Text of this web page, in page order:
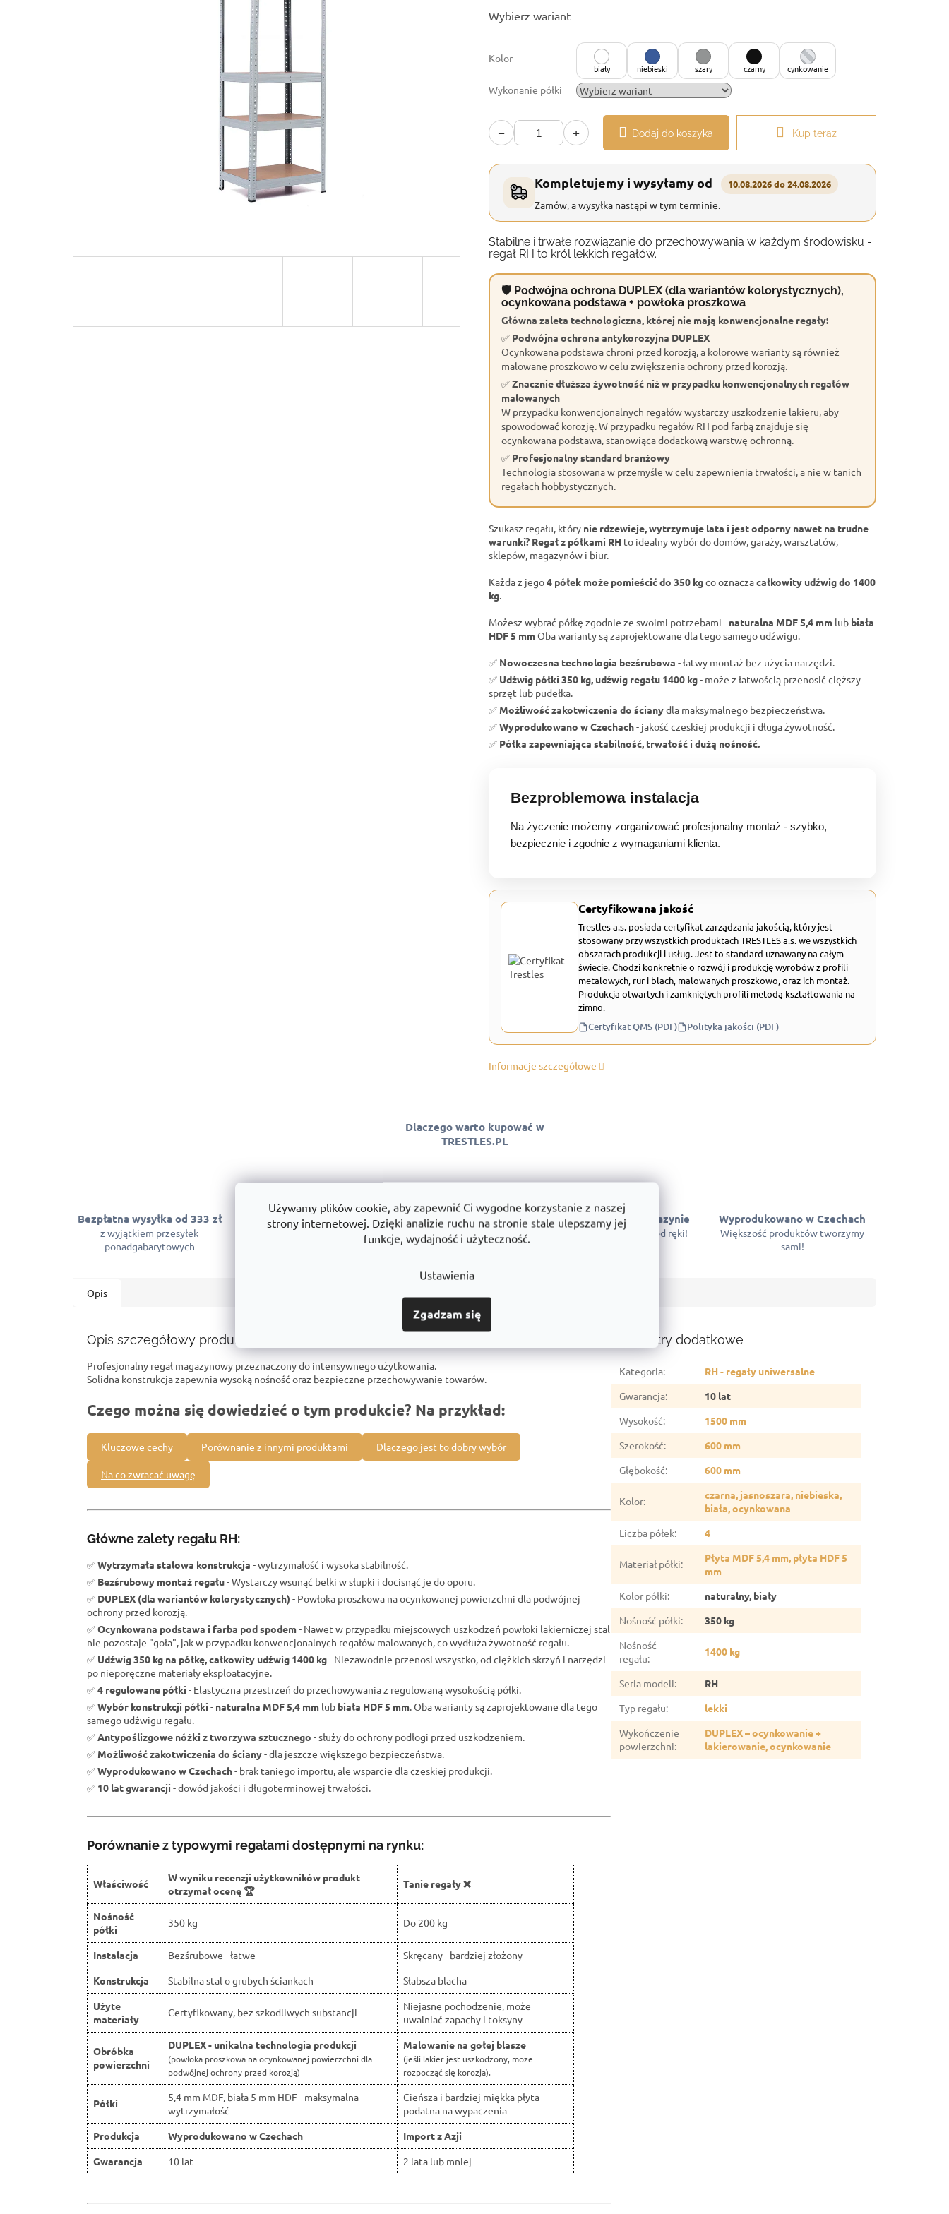
Używamy plików cookie, aby zapewnić Ci wygodne korzystanie z naszej
strony internetowej. Dzięki analizie ruchu na stronie stale ulepszamy jej
funkcje, wydajność i użyteczność.
Ustawienia
Zgadzam się
jednostkowa:
Wybierz wariant
Kolor
biały niebieski szary czarny cynkowanie
Wykonanie półki
− + Dodaj do koszyka Kup teraz
Kompletujemy i wysyłamy od 10.08.2026 do 24.08.2026
Zamów, a wysyłka nastąpi w tym terminie.
Stabilne i trwałe rozwiązanie do przechowywania w każdym środowisku -
regał RH to król lekkich regałów.
🛡 Podwójna ochrona DUPLEX (dla wariantów kolorystycznych),
ocynkowana podstawa + powłoka proszkowa
Główna zaleta technologiczna, której nie mają konwencjonalne regały:
✅ Podwójna ochrona antykorozyjna DUPLEX
Ocynkowana podstawa chroni przed korozją, a kolorowe warianty są również
malowane proszkowo w celu zwiększenia ochrony przed korozją.
✅Znacznie dłuższa żywotność niż w przypadku konwencjonalnych regałów
malowanych
W przypadku konwencjonalnych regałów wystarczy uszkodzenie lakieru, aby
spowodować korozję. W przypadku regałów RH pod farbą znajduje się
ocynkowana podstawa, stanowiąca dodatkową warstwę ochronną.
✅ Profesjonalny standard branżowy
Technologia stosowana w przemyśle w celu zapewnienia trwałości, a nie w tanich
regałach hobbystycznych.
Szukasz regału, który nie rdzewieje, wytrzymuje lata i jest odporny nawet na trudne
warunki? Regał z półkami RH to idealny wybór do domów, garaży, warsztatów,
sklepów, magazynów i biur.
Każda z jego4 półek może pomieścić do 350 kgco oznaczacałkowity udźwig do 1400
kg.
Możesz wybrać półkę zgodnie ze swoimi potrzebami - naturalna MDF 5,4 mm lub biała
HDF 5 mmOba warianty są zaprojektowane dla tego samego udźwigu.
✅ Nowoczesna technologia bezśrubowa - łatwy montaż bez użycia narzędzi.
✅ Udźwig półki 350 kg, udźwig regału 1400 kg- może z łatwością przenosić cięższy
sprzęt lub pudełka.
✅ Możliwość zakotwiczenia do ścianydla maksymalnego bezpieczeństwa.
✅Wyprodukowano w Czechach- jakość czeskiej produkcji i długa żywotność.
✅ Półka zapewniająca stabilność, trwałość i dużą nośność.
Bezproblemowa instalacja
Na życzenie możemy zorganizować profesjonalny montaż - szybko,
bezpiecznie i zgodnie z wymaganiami klienta.
Certyfikowana jakość
Trestles a.s. posiada certyfikat zarządzania jakością, który jest
stosowany przy wszystkich produktach TRESTLES a.s. we wszystkich
obszarach produkcji i usług. Jest to standard uznawany na całym
świecie. Chodzi konkretnie o rozwój i produkcję wyrobów z profili
metalowych, rur i blach, malowanych proszkowo, oraz ich montaż.
Produkcja otwartych i zamkniętych profili metodą kształtowania na
zimno.
Certyfikat QMS (PDF) Polityka jakości (PDF)
Informacje szczegółowe
Dlaczego warto kupować w
TRESTLES.PL
Bezpłatna wysyłka od 333 zł
z wyjątkiem przesyłek
ponadgabarytowych
Gwarancja jakości
Możemy zagwarantować jakość
Montaż
Montujemy regały w całej Polsce.
Wszystko w magazynie
Towary dostępne od ręki!
Wyprodukowano w Czechach
Większość produktów tworzymy
sami!
Opis
Opis szczegółowy produktu
Profesjonalny regał magazynowy przeznaczony do intensywnego użytkowania.
Solidna konstrukcja zapewnia wysoką nośność oraz bezpieczne przechowywanie towarów.
Czego można się dowiedzieć o tym produkcie? Na przykład:
Kluczowe cechy Porównanie z innymi produktami Dlaczego jest to dobry wybór
Na co zwracać uwagę
Główne zalety regału RH:
✅Wytrzymała stalowa konstrukcja - wytrzymałość i wysoka stabilność.
✅ Bezśrubowy montaż regału- Wystarczy wsunąć belki w słupki i docisnąć je do oporu.
✅ DUPLEX (dla wariantów kolorystycznych) - Powłoka proszkowa na ocynkowanej powierzchni dla podwójnej
ochrony przed korozją.
✅Ocynkowana podstawa i farba pod spodem- Nawet w przypadku miejscowych uszkodzeń powłoki lakierniczej stal
nie pozostaje "goła", jak w przypadku konwencjonalnych regałów malowanych, co wydłuża żywotność regału.
✅ Udźwig 350 kg na półkę, całkowity udźwig 1400 kg- Niezawodnie przenosi wszystko, od ciężkich skrzyń i narzędzi
po nieporęczne materiały eksploatacyjne.
✅4 regulowane półki - Elastyczna przestrzeń do przechowywania z regulowaną wysokością półki.
✅Wybór konstrukcji półki - naturalna MDF 5,4 mm lub biała HDF 5 mm. Oba warianty są zaprojektowane dla tego
samego udźwigu regału.
✅Antypoślizgowe nóżki z tworzywa sztucznego - służy do ochrony podłogi przed uszkodzeniem.
✅ Możliwość zakotwiczenia do ściany- dla jeszcze większego bezpieczeństwa.
✅Wyprodukowano w Czechach- brak taniego importu, ale wsparcie dla czeskiej produkcji.
✅ 10 lat gwarancji - dowód jakości i długoterminowej trwałości.
Porównanie z typowymi regałami dostępnymi na rynku:
Właściwość
W wyniku recenzji użytkowników produkt
otrzymał ocenę 🏆
Tanie regały ❌
Nośność
półki
350 kg Do 200 kg
Instalacja Bezśrubowe - łatwe
Skręcany - bardziej złożony
Konstrukcja
Stabilna stal o grubych ściankach
Słabsza blacha
Użyte
materiały
Certyfikowany, bez szkodliwych substancji
Niejasne pochodzenie, może
uwalniać zapachy i toksyny
Obróbka
powierzchni
DUPLEX - unikalna technologia produkcji
(powłoka proszkowa na ocynkowanej powierzchni dla
podwójnej ochrony przed korozją)
Malowanie na gołej blasze
(jeśli lakier jest uszkodzony, może
rozpocząć się korozja).
Półki
5,4 mm MDF, biała 5 mm HDF - maksymalna
wytrzymałość
Cieńsza i bardziej miękka płyta -
podatna na wypaczenia
Produkcja
Wyprodukowano w Czechach
Import z Azji
Gwarancja
10 lat 2 lata lub mniej
Parametry dodatkowe
Kategoria:
RH - regały uniwersalne
Gwarancja:
10 lat
Wysokość:
1500 mm
Szerokość:
600 mm
Głębokość: 600 mm
Kolor:
czarna, jasnoszara, niebieska,
biała, ocynkowana
Liczba półek: 4
Materiał półki:
Płyta MDF 5,4 mm, płyta HDF 5
mm
Kolor półki:
naturalny, biały
Nośność półki:
350 kg
Nośność
regału:
1400 kg
Seria modeli:
RH
Typ regału:
lekki
Wykończenie
powierzchni:
DUPLEX – ocynkowanie +
lakierowanie, ocynkowanie